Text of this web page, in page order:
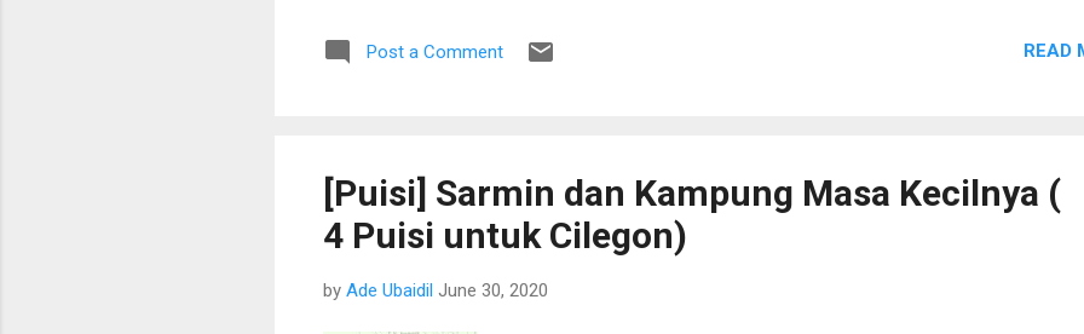
saya temui antusias peserta seperti pagi tadi. Tampak betul mereka
Balada Si Roy. Betapa ia membentuk karakter Roy sebagai lelaki sejati
ingin melakukan perjalanan ke berbagai daerah berhasil m...
Post a Comment READ
[Puisi] Sarmin dan Kampung Masa Kecilnya (
4 Puisi untuk Cilegon)
by Ade Ubaidil June 30, 2020